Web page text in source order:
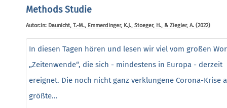
Methods Studie
Autor:in: Daunicht, T.-M., Emmerdinger, K.J., Stoeger, H., & Ziegler, A. (2022)
In diesen Tagen hören und lesen wir viel vom großen
„Zeitenwende“, die sich - mindestens in Europa - derzeit
ereignet. Die noch nicht ganz verklungene Corona-Krise
größte...